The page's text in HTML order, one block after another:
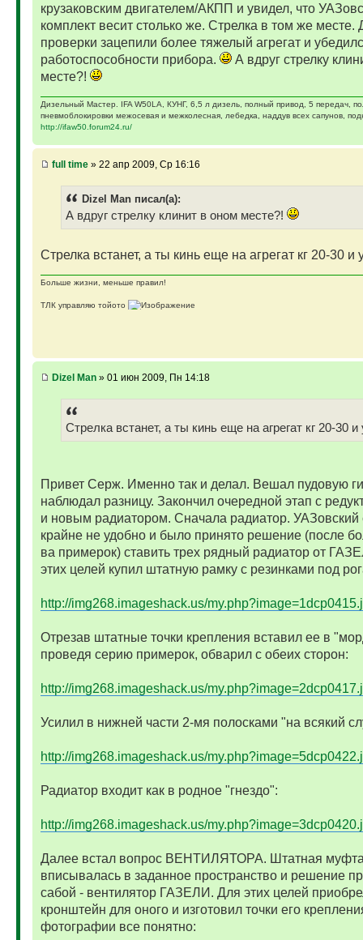
крузаковским двигателем/АКПП и увидел, что
комплект весит столько же. Стрелка в том же месте.
проверки зацепили более тяжелый агрегат и
работоспособности прибора.
А вдруг стрелку
месте?!
Дизельный Мастер. IFA W50LA, КУНГ, 6,5 л дизель, полный привод, 5 передач,
пневмоблокировки межосевая и межколесная, лебедка, наддув всех сапунов,
http://ifaw50.forum24.ru/
full time» 22 апр 2009, Ср 16:16
Dizel Man писал(а):
А вдруг стрелку клинит в оном месте?!
Стрелка встанет, а ты кинь еще на агрегат кг 20-30 и
Больше жизни, меньше правил!
ТЛК управляю тойото
Dizel Man» 01 июн 2009, Пн 14:18
Стрелка встанет, а ты кинь еще на агрегат кг 20-30
Привет Серж. Именно так и делал. Вешал пудовую
наблюдал разницу. Закончил очередной этап с
и новым радиатором. Сначала радиатор. УАЗовский
крайне не удобно и было принято решение (после
ва примерок) ставить трех рядный радиатор от
этих целей купил штатную рамку с резинками под
http://img268.imageshack.us/
Отрезав штатные точки крепления вставил ее в
проведя серию примерок, обварил с обеих сторон:
http://img268.imageshack.us/
Усилил в нижней части 2-мя полосками "на всякий
http://img268.imageshack.us/
Радиатор входит как в родное "гнездо":
http://img268.imageshack.us/
Далее встал вопрос ВЕНТИЛЯТОРА. Штатная
вписывалась в заданное пространство и решение
сабой - вентилятор ГАЗЕЛИ. Для этих целей
кронштейн для оного и изготовил точки его
фотографии все понятно: